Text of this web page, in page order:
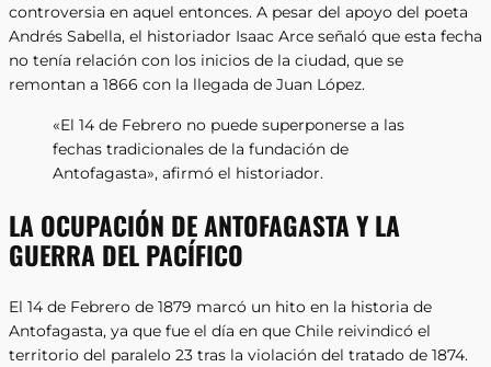
controversia en aquel entonces. A pesar del apoyo del poeta
Andrés Sabella, el historiador Isaac Arce señaló que esta fecha
no tenía relación con los inicios de la ciudad, que se
remontan a 1866 con la llegada de Juan López.
«El 14 de Febrero no puede superponerse a las
fechas tradicionales de la fundación de
Antofagasta», afirmó el historiador.
LA OCUPACIÓN DE ANTOFAGASTA Y LA
GUERRA DEL PACÍFICO
El 14 de Febrero de 1879 marcó un hito en la historia de
Antofagasta, ya que fue el día en que Chile reivindicó el
territorio del paralelo 23 tras la violación del tratado de 1874.